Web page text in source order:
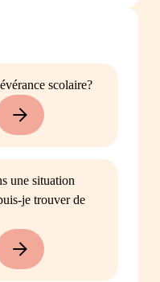
scolaire?
une situation
je trouver de